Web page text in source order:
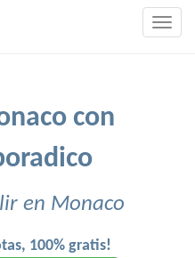
con
en Monaco
100% gratis!